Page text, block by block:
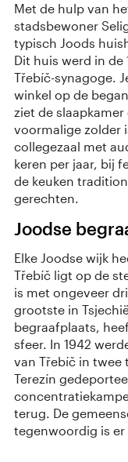
Met de hulp van
stadsbewoner
typisch Joods
Dit huis werd in de
Třebíč-synagoge.
winkel op de
ziet de
voormalige zolder
collegezaal met
keren per jaar, bij
de keuken
gerechten.
Joodse
Elke Joodse wijk
Třebíč ligt op de
is met ongeveer
grootste in
begraafplaats,
sfeer. In 1942
van Třebíč in twee
Terezín
terug. De
tegenwoordig is er